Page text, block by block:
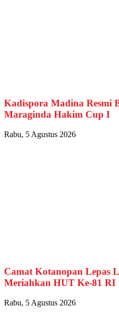
Kadispora Madina Resmi
Maraginda Hakim Cup I
Rabu, 5 Agustus 2026
Camat Kotanopan Lepas
Meriahkan HUT Ke-81 RI
Rabu, 5 Agustus 2026